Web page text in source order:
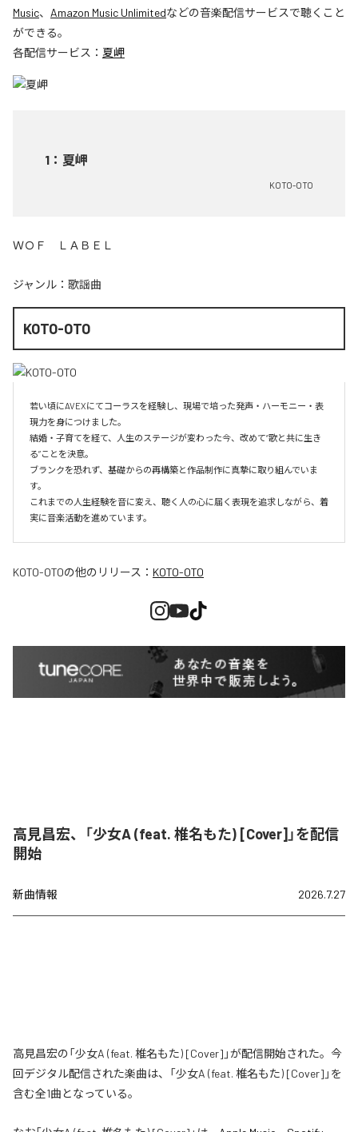
Music、 Amazon Music Unlimitedなどの音楽配信サービスで聴くこと
ができる。
各配信サービス： 夏岬
1 ： 夏岬
KOTO-OTO
ＷＯＦ ＬＡＢＥＬ
ジャンル： 歌謡曲
KOTO-OTO
若い頃にAVEXにてコーラスを経験し、現場で培った発声・ハーモニー・表
現力を身につけました。
結婚・子育てを経て、人生のステージが変わった今、改めて“歌と共に生き
る”ことを決意。
ブランクを恐れず、基礎からの再構築と作品制作に真摯に取り組んでいま
す。
これまでの人生経験を音に変え、聴く人の心に届く表現を追求しながら、着
実に音楽活動を進めています。
KOTO-OTOの他のリリース： KOTO-OTO
高見昌宏、「少女A (feat. 椎名もた) [Cover]」を配信
開始
新曲情報 2026.7.27
高見昌宏の「少女A (feat. 椎名もた) [Cover]」が配信開始された。今
回デジタル配信された楽曲は、「少女A (feat. 椎名もた) [Cover]」を
含む全1曲となっている。